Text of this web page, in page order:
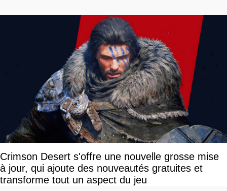
Crimson Desert s'offre une nouvelle grosse mise
à jour, qui ajoute des nouveautés gratuites et
transforme tout un aspect du jeu